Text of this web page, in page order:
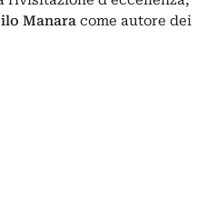
Manara come autore dei